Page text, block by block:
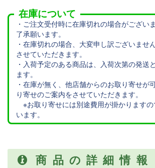
在庫について
・ご注文受付時に在庫切れの場合がござい
了承願います。
・在庫切れの場合、大変申し訳ございませ
させていただきます。
・入荷予定のある商品は、入荷次第の発送
ます。
・在庫が無く、他店舗からのお取り寄せが
り寄せのご案内をさせていただきます。
※お取り寄せには別途費用が掛かります
います。
商品の詳細情報